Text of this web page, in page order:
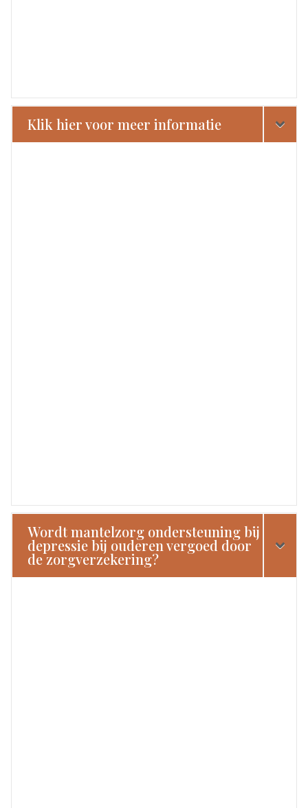
Klik hier voor meer informatie
Wordt mantelzorg ondersteuning bij
depressie bij ouderen vergoed door
de zorgverzekering?